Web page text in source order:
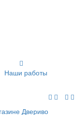
Наши работы